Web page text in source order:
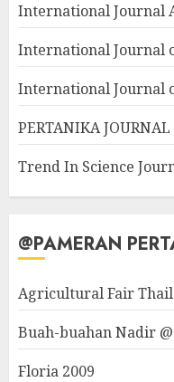
International Journal
International Journal
International Journal
PERTANIKA
Trend In Science
@PAMERAN
Agricultural Fair
Buah-buahan Nadir
Floria 2009